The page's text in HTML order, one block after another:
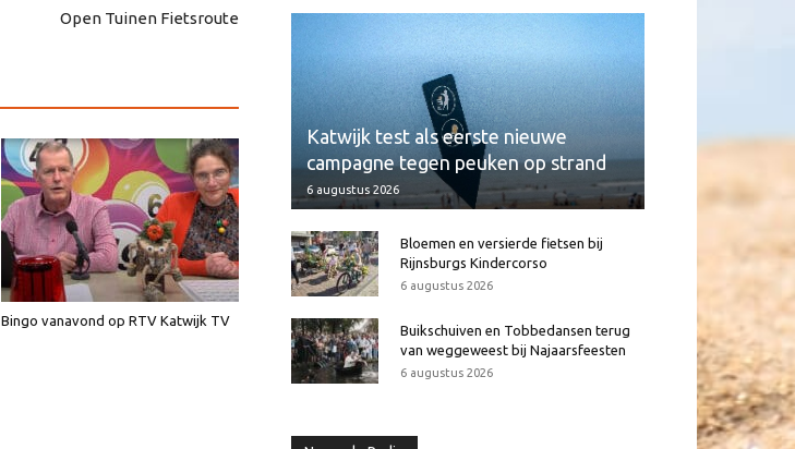
Open Tuinen Fietsroute
Bingo vanavond op RTV Katwijk TV
Katwijk test als eerste nieuwe
campagne tegen peuken op strand
6 augustus 2026
Bloemen en versierde fietsen bij
Rijnsburgs Kindercorso
6 augustus 2026
Buikschuiven en Tobbedansen terug
van weggeweest bij Najaarsfeesten
6 augustus 2026